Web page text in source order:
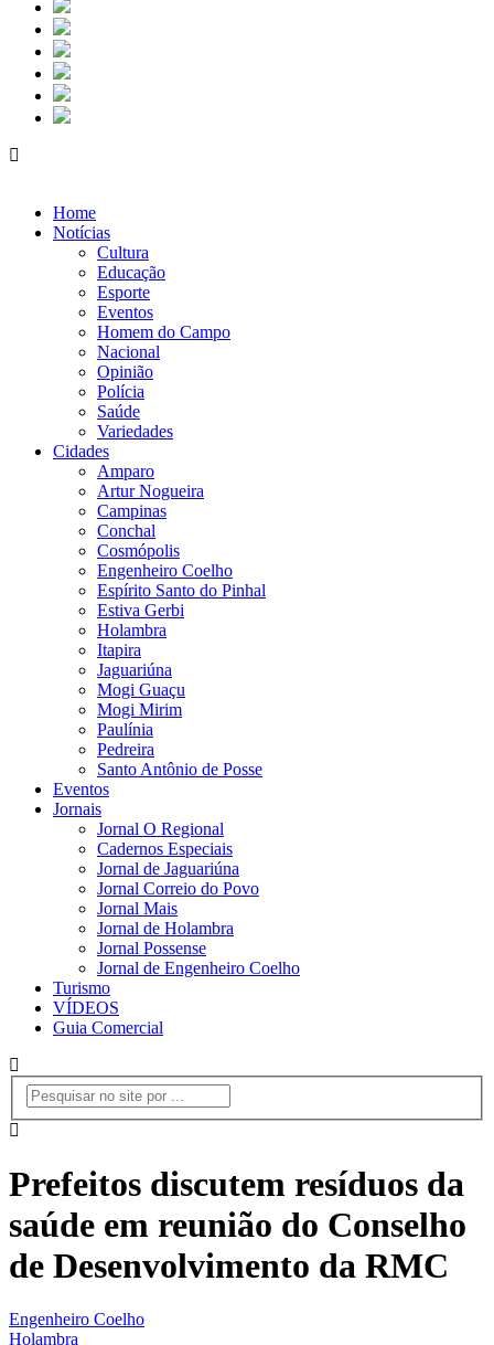
Home
Notícias
Cultura
Educação
Esporte
Eventos
Homem do Campo
Nacional
Opinião
Polícia
Saúde
Variedades
Cidades
Amparo
Artur Nogueira
Campinas
Conchal
Cosmópolis
Engenheiro Coelho
Espírito Santo do Pinhal
Estiva Gerbi
Holambra
Itapira
Jaguariúna
Mogi Guaçu
Mogi Mirim
Paulínia
Pedreira
Santo Antônio de Posse
Eventos
Jornais
Jornal O Regional
Cadernos Especiais
Jornal de Jaguariúna
Jornal Correio do Povo
Jornal Mais
Jornal de Holambra
Jornal Possense
Jornal de Engenheiro Coelho
Turismo
VÍDEOS
Guia Comercial
Prefeitos discutem resíduos da
saúde em reunião do Conselho
de Desenvolvimento da RMC
Engenheiro Coelho
Holambra